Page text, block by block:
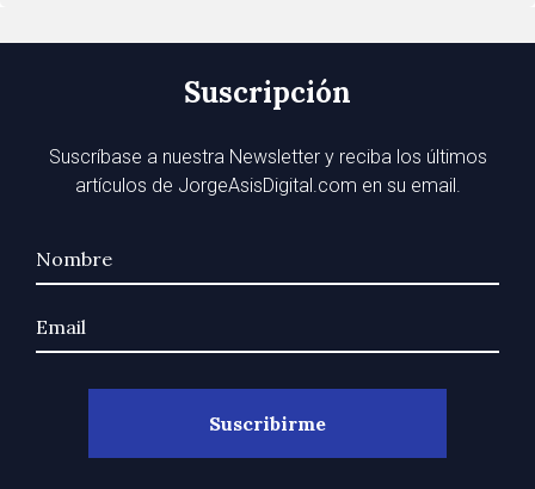
Suscripción
Suscríbase a nuestra Newsletter y reciba los últimos
artículos de JorgeAsisDigital.com en su email.